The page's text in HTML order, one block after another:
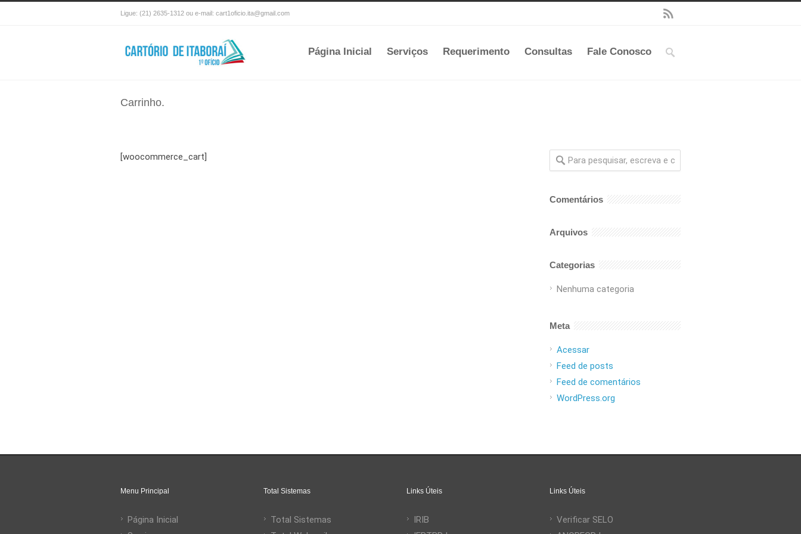
Ligue: (21) 2635-1312 ou e-mail: cart1oficio.ita@gmail.com
Página Inicial Serviços Requerimento Consultas Fale Conosco
Carrinho.
[woocommerce_cart]
Comentários
Arquivos
Categorias
Nenhuma categoria
Meta
Acessar
Feed de posts
Feed de comentários
WordPress.org
Menu Principal
Página Inicial
Total Sistemas
Total Sistemas
Links Úteis
IRIB
Links Úteis
Verificar SELO